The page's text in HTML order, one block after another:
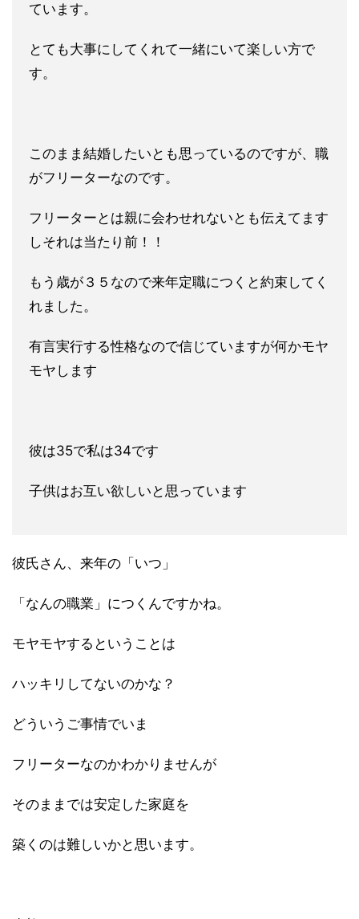
ています。
とても大事にしてくれて一緒にいて楽しい方で
す。
このまま結婚したいとも思っているのですが、職
がフリーターなのです。
フリーターとは親に会わせれないとも伝えてます
しそれは当たり前！！
もう歳が３５なので来年定職につくと約束してく
れました。
有言実行する性格なので信じていますが何かモヤ
モヤします
彼は35で私は34です
子供はお互い欲しいと思っています
彼氏さん、来年の「いつ」
「なんの職業」につくんですかね。
モヤモヤするということは
ハッキリしてないのかな？
どういうご事情でいま
フリーターなのかわかりませんが
そのままでは安定した家庭を
築くのは難しいかと思います。